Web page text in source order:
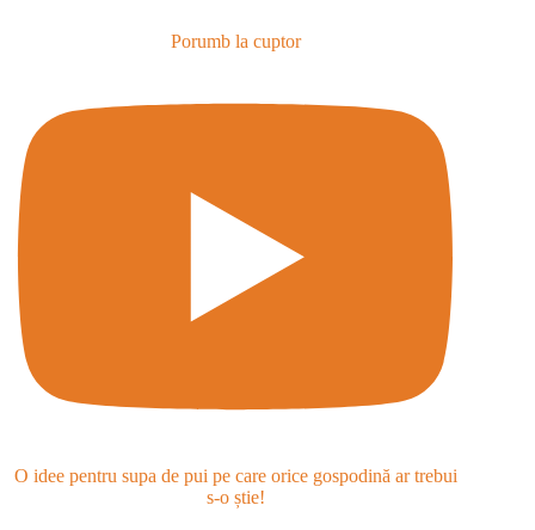
Porumb la cuptor
O idee pentru supa de pui pe care orice gospodină ar trebui
s-o știe!